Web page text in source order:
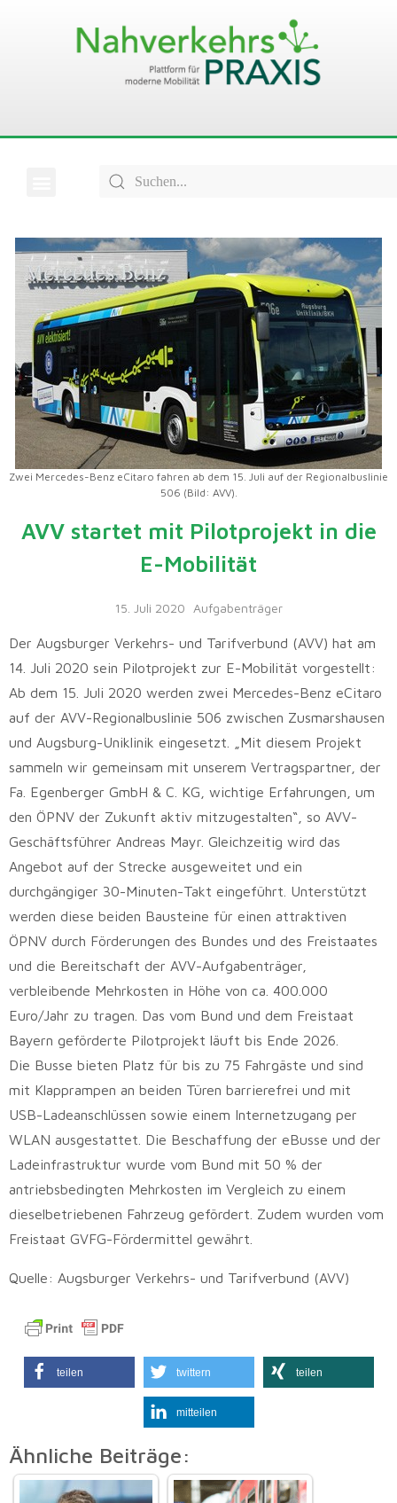
Zwei Mercedes-Benz eCitaro fahren ab dem 15. Juli auf der Regionalbuslinie
506 (Bild: AVV).
AVV startet mit Pilotprojekt in die
E-Mobilität
15. Juli 2020 Aufgabenträger
Der Augsburger Verkehrs- und Tarifverbund (AVV) hat am
14. Juli 2020 sein Pilotprojekt zur E-Mobilität vorgestellt:
Ab dem 15. Juli 2020 werden zwei Mercedes-Benz eCitaro
auf der AVV-Regionalbuslinie 506 zwischen Zusmarshausen
und Augsburg-Uniklinik eingesetzt. „Mit diesem Projekt
sammeln wir gemeinsam mit unserem Vertragspartner, der
Fa. Egenberger GmbH & C. KG, wichtige Erfahrungen, um
den ÖPNV der Zukunft aktiv mitzugestalten“, so AVV-
Geschäftsführer Andreas Mayr. Gleichzeitig wird das
Angebot auf der Strecke ausgeweitet und ein
durchgängiger 30-Minuten-Takt eingeführt. Unterstützt
werden diese beiden Bausteine für einen attraktiven
ÖPNV durch Förderungen des Bundes und des Freistaates
und die Bereitschaft der AVV-Aufgabenträger,
verbleibende Mehrkosten in Höhe von ca. 400.000
Euro/Jahr zu tragen. Das vom Bund und dem Freistaat
Bayern geförderte Pilotprojekt läuft bis Ende 2026.
Die Busse bieten Platz für bis zu 75 Fahrgäste und sind
mit Klapprampen an beiden Türen barrierefrei und mit
USB-Ladeanschlüssen sowie einem Internetzugang per
WLAN ausgestattet. Die Beschaffung der eBusse und der
Ladeinfrastruktur wurde vom Bund mit 50 % der
antriebsbedingten Mehrkosten im Vergleich zu einem
dieselbetriebenen Fahrzeug gefördert. Zudem wurden vom
Freistaat GVFG-Fördermittel gewährt.
Quelle: Augsburger Verkehrs- und Tarifverbund (AVV)
teilen twittern teilen
mitteilen
Ähnliche Beiträge: